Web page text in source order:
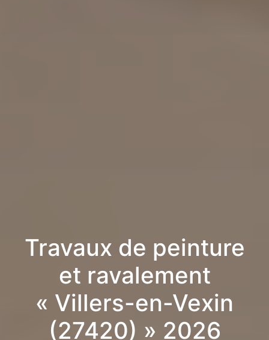
Travaux de peinture
et ravalement
« Villers-en-Vexin
(27420) » 2026